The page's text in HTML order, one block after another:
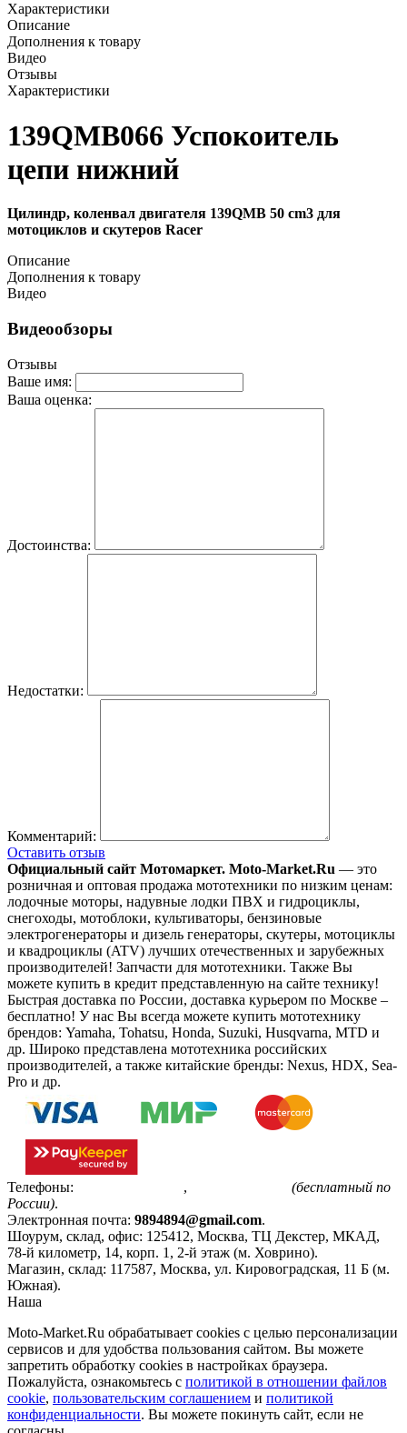
Характеристики
Описание
Дополнения к товару
Видео
Отзывы
Характеристики
139QMB066 Успокоитель
цепи нижний
Цилиндр, коленвал двигателя 139QMB 50 cm3 для
мотоциклов и скутеров Racer
Описание
Дополнения к товару
Видео
Видеообзоры
Отзывы
Ваше имя:
Ваша оценка:
Достоинства:
Недостатки:
Комментарий:
Оставить отзыв
Официальный сайт Мотомаркет. Moto-Market.Ru — это
розничная и оптовая продажа мототехники по низким ценам:
лодочные моторы, надувные лодки ПВХ и гидроциклы,
снегоходы, мотоблоки, культиваторы, бензиновые
электрогенераторы и дизель генераторы, скутеры, мотоциклы
и квадроциклы (ATV) лучших отечественных и зарубежных
производителей! Запчасти для мототехники. Также Вы
можете купить в кредит представленную на сайте технику!
Быстрая доставка по России, доставка курьером по Москве –
бесплатно! У нас Вы всегда можете купить мототехнику
брендов: Yamaha, Tohatsu, Honda, Suzuki, Husqvarna, MTD и
др. Широко представлена мототехника российских
производителей, а также китайские бренды: Nexus, HDX, Sea-
Pro и др.
Телефоны: ,
(бесплатный по
России).
Электронная почта: 9894894@gmail.com.
Шоурум, склад, офис: 125412, Москва, ТЦ Декстер, МКАД,
78-й километр, 14, корп. 1, 2-й этаж (м. Ховрино).
Магазин, склад: 117587, Москва, ул. Кировоградская, 11 Б (м.
Южная).
Наша
Moto-Market.Ru обрабатывает сookies с целью персонализации
сервисов и для удобства пользования сайтом. Вы можете
запретить обработку сookies в настройках браузера.
Пожалуйста, ознакомьтесь с политикой в отношении файлов
cookie, пользовательским соглашением и политикой
конфиденциальности. Вы можете покинуть сайт, если не